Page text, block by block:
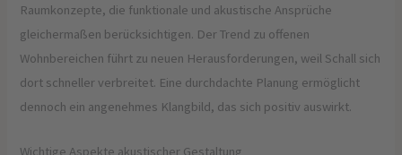
Raumkonzepte, die funktionale und akustische Ansprüche
gleichermaßen berücksichtigen. Der Trend zu offenen
Wohnbereichen führt zu neuen Herausforderungen, weil Schall sich
dort schneller verbreitet. Eine durchdachte Planung ermöglicht
dennoch ein angenehmes Klangbild, das sich positiv auswirkt.
Wichtige Aspekte akustischer Gestaltung